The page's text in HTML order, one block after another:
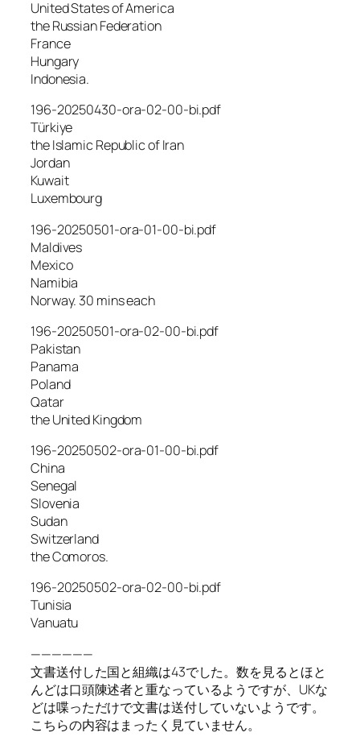
United States of America
the Russian Federation
France
Hungary
Indonesia.
196-20250430-ora-02-00-bi.pdf
Türkiye
the Islamic Republic of Iran
Jordan
Kuwait
Luxembourg
196-20250501-ora-01-00-bi.pdf
Maldives
Mexico
Namibia
Norway. 30 mins each
196-20250501-ora-02-00-bi.pdf
Pakistan
Panama
Poland
Qatar
the United Kingdom
196-20250502-ora-01-00-bi.pdf
China
Senegal
Slovenia
Sudan
Switzerland
the Comoros.
196-20250502-ora-02-00-bi.pdf
Tunisia
Vanuatu
——————
文書送付した国と組織は43でした。数を見るとほと
んどは口頭陳述者と重なっているようですが、UKな
どは喋っただけで文書は送付していないようです。
こちらの内容はまったく見ていません。